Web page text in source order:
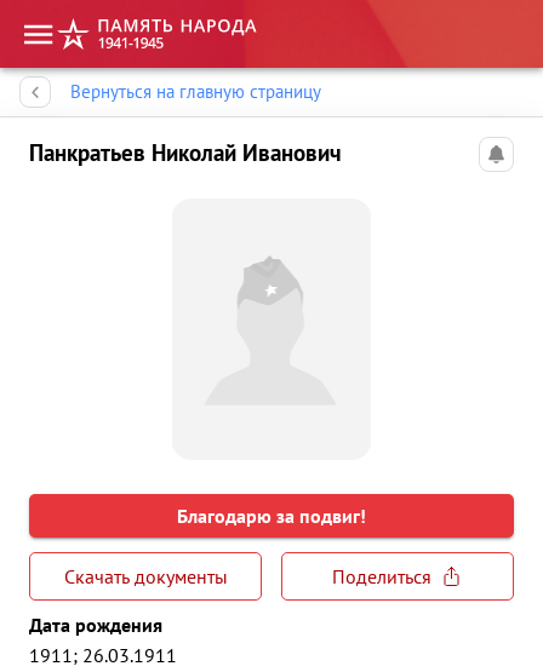
Вернуться на главную страницу
Панкратьев Николай Иванович
Благодарю за подвиг!
Скачать документы
Поделиться
Дата рождения
1911; 26.03.1911
Память народа